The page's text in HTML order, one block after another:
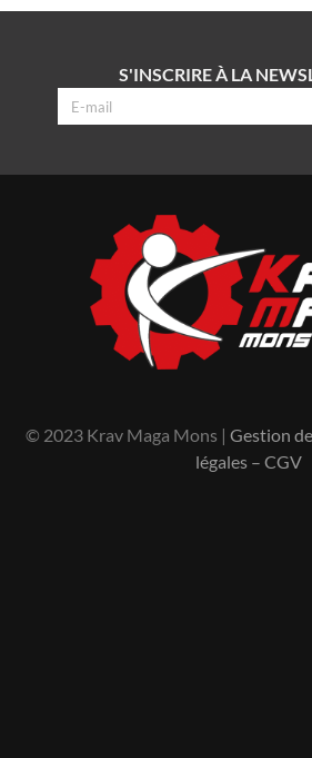
S'INSCRIRE À LA
© 2023 Krav Maga Mons | Gestion
légales – CGV